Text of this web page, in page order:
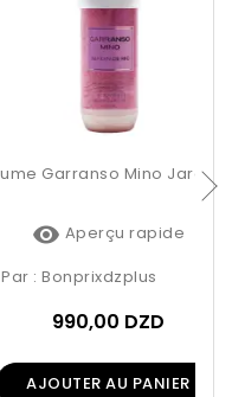
 Aperçu rapide
Par : Bonprixdzplus
990,00 DZD
AJOUTER AU PANIER